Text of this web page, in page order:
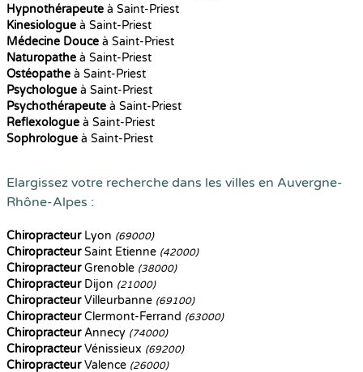
Hypnothérapeute à Saint-Priest
Kinesiologue à Saint-Priest
Médecine Douce à Saint-Priest
Naturopathe à Saint-Priest
Ostéopathe à Saint-Priest
Psychologue à Saint-Priest
Psychothérapeute à Saint-Priest
Reflexologue à Saint-Priest
Sophrologue à Saint-Priest
Elargissez votre recherche dans les villes en Auvergne-
Rhône-Alpes :
ChiropracteurLyon (69000)
ChiropracteurSaint Etienne (42000)
ChiropracteurGrenoble (38000)
ChiropracteurDijon (21000)
ChiropracteurVilleurbanne (69100)
ChiropracteurClermont-Ferrand (63000)
ChiropracteurAnnecy (74000)
ChiropracteurVénissieux (69200)
ChiropracteurValence (26000)